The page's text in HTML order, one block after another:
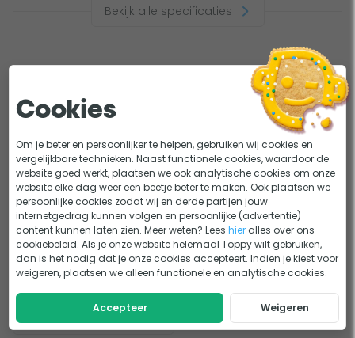
Bekijk alle specificaties
Vijver UV-C filters Losse uv lampen
Kwartsglazen
Cookies
Om je beter en persoonlijker te helpen, gebruiken wij cookies en
vergelijkbare technieken. Naast functionele cookies, waardoor de
website goed werkt, plaatsen we ook analytische cookies om onze
website elke dag weer een beetje beter te maken. Ook plaatsen we
persoonlijke cookies zodat wij en derde partijen jouw
internetgedrag kunnen volgen en persoonlijke (advertentie)
content kunnen laten zien. Meer weten? Leeshier alles over ons
cookiebeleid. Als je onze website helemaal Toppy wilt gebruiken,
dan is het nodig dat je onze cookies accepteert. Indien je kiest voor
weigeren, plaatsen we alleen functionele en analytische cookies.
Accepteer Weigeren